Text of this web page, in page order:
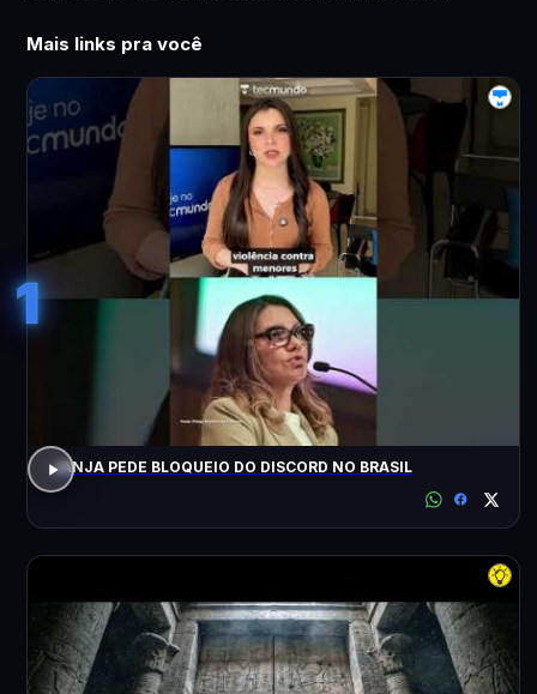
Mais links pra você
1
JANJA PEDE BLOQUEIO DO DISCORD NO BRASIL